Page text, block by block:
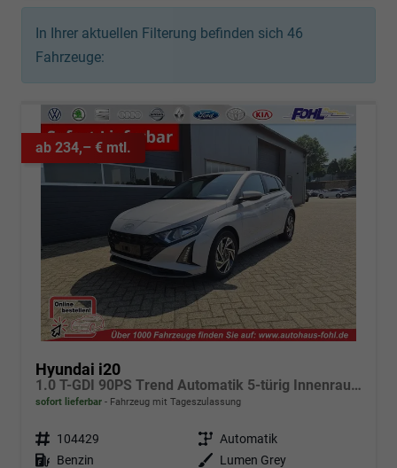
In Ihrer aktuellen Filterung befinden sich 46
Fahrzeuge:
ab 234,– € mtl.
Hyundai i20
1.0 T-GDI 90PS Trend Automatik 5-türig Innenraumkamera 2xKeyless Klimaautomatik Sitzheizung Lenkradheizung Navi Rückf.Kamera PDC Apple CarPlay Android Auto Tempomat Touchscreen 16"LM
sofort lieferbar Fahrzeug mit Tageszulassung
Fahrzeugnr. 104429 Getriebe Automatik
Kraftstoff Benzin Außenfarbe
Lumen Grey